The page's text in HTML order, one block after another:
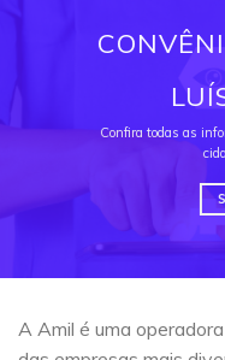
Confira todas as
A Amil é uma